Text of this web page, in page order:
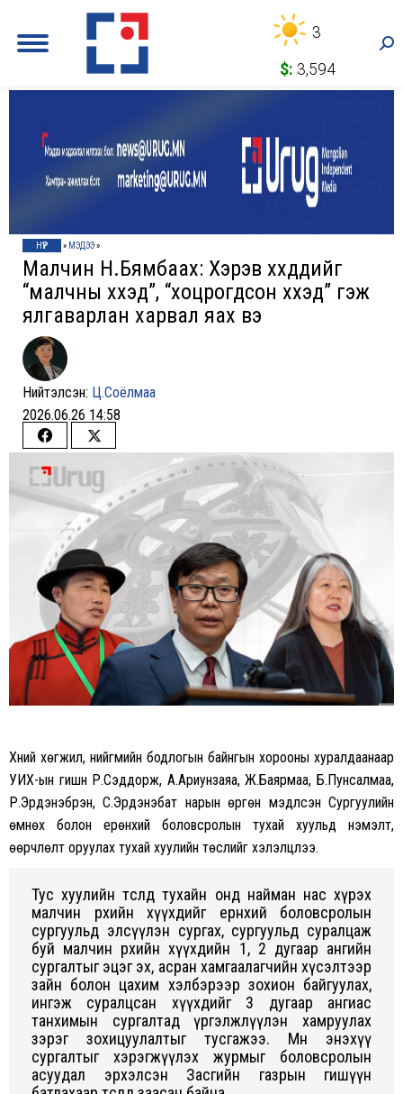
3
$: 3,594
НҮҮР » МЭДЭЭ»
Малчин Н.Бямбаахүү: Хэрэв хүүхдүүдийг
“малчны хүүхэд”, “хоцрогдсон хүүхэд” гэж
ялгаварлан харвал яах вэ
Нийтэлсэн: Ц.Соёлмаа
2026.06.26 14:58
Share
on
Facebook
Share
on
Twitter
Хүний хөгжил, нийгмийн бодлогын байнгын хорооны хуралдаанаар
УИХ-ын гишүүн Р.Сэддорж, А.Ариунзаяа, Ж.Баярмаа, Б.Пунсалмаа,
Р.Эрдэнэбүрэн, С.Эрдэнэбат нарын өргөн мэдүүлсэн Сургуулийн
өмнөх болон ерөнхий боловсролын тухай хуульд нэмэлт,
өөрчлөлт оруулах тухай хуулийн төслийг хэлэлцлээ.
Тус хуулийн төсөлд тухайн онд найман нас хүрэх
малчин өрхийн хүүхдийг ерөнхий боловсролын
сургуульд элсүүлэн сургах, сургуульд суралцаж
буй малчин өрхийн хүүхдийн 1, 2 дугаар ангийн
сургалтыг эцэг эх, асран хамгаалагчийн хүсэлтээр
зайн болон цахим хэлбэрээр зохион байгуулах,
ингэж суралцсан хүүхдийг 3 дугаар ангиас
танхимын сургалтад үргэлжлүүлэн хамруулах
зэрэг зохицуулалтыг тусгажээ. Мөн энэхүү
сургалтыг хэрэгжүүлэх журмыг боловсролын
асуудал эрхэлсэн Засгийн газрын гишүүн